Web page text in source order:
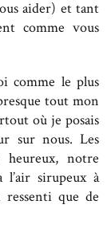
aider) et tant
comme vous
comme le plus
tout mon
où je posais
sur nous. Les
notre
l’air sirupeux à
ressenti que de